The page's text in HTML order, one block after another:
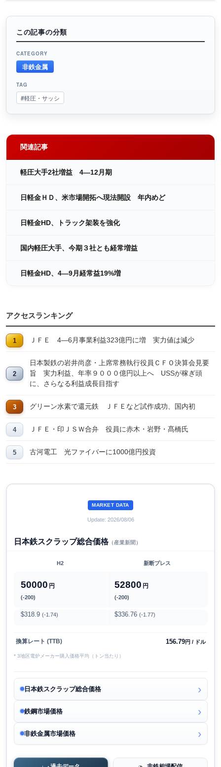
この記事の分類
CATEGORY
非鉄金属
TAG
#軽圧・サッシ
関連記事
軽圧大手2社増益 4―12月期
日軽金ＨＤ、米市場開拓へ現法開設 年内めど
日軽金HD、トラック架装を強化
国内軽圧大手、今期３社とも経常増益
日軽金HD、4―9月経常益19%増
アクセスランキング
ＪＦＥ 4―6月事業利益323億円に増 実力値は減少
日本製鉄の岩井尚彦・上席常務執行役員ＣＦＯ決算会見要
旨 実力利益、年率９０００億円以上へ USSが稼ぎ頭
に、さらなる利益成長目指す
グリーン水素で還元鉄 ＪＦＥなど試作成功、国内初
ＪＦＥ・印ＪＳＷ合弁 役員に赤木・岩野・髙橋氏
古河電工 光ファイバーに1000億円投資
MARKET DATA
Update: 2026/08/06
日本鉄スクラップ総合価格（産業新聞）
H2 新断プレス
50000 円
(-200)
52800 円
(-200)
$318.9 (-1.74) $336.76 (-1.77)
換算レート (TTB) 156.79円 / ドル
* 3地区電炉メーカー購入価格平均（トン当たり）
日本鉄スクラップ総合価格
鉄鋼市場価格
非鉄金属市場価格